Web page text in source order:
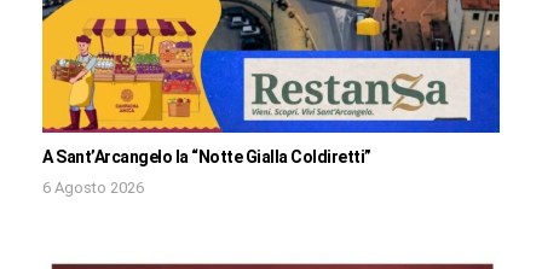
A Sant’Arcangelo la “Notte Gialla Coldiretti”
6 Agosto 2026